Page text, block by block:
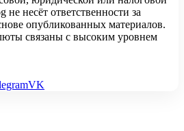
несёт ответственности за
опубликованных материалов.
связаны с высоким уровнем
VK